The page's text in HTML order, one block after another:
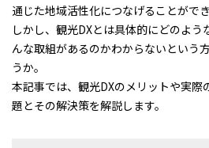
通じた地域活性化につなげることができ
しかし、観光DXとは具体的にどのよ
んな取組があるのかわからないという
うか。
本記事では、観光DXのメリットや実際
題とその解決策を解説します。